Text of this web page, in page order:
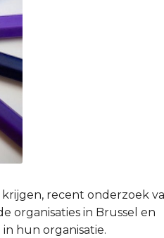
recent onderzoek
organisaties in Brussel en
hun organisatie.